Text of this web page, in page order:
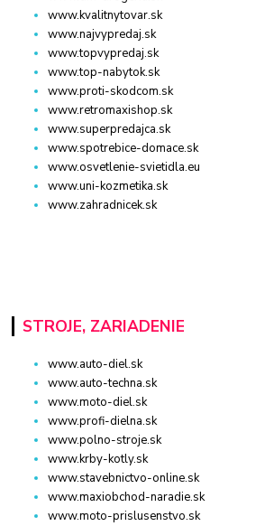
www.kvalitnytovar.sk
www.najvypredaj.sk
www.topvypredaj.sk
www.top-nabytok.sk
www.proti-skodcom.sk
www.retromaxishop.sk
www.superpredajca.sk
www.spotrebice-domace.sk
www.osvetlenie-svietidla.eu
www.uni-kozmetika.sk
www.zahradnicek.sk
STROJE, ZARIADENIE
www.auto-diel.sk
www.auto-techna.sk
www.moto-diel.sk
www.profi-dielna.sk
www.polno-stroje.sk
www.krby-kotly.sk
www.stavebnictvo-online.sk
www.maxiobchod-naradie.sk
www.moto-prislusenstvo.sk